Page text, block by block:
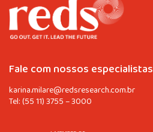
Fale com nossos especialistas
karina.milare@redsresearch.com.br
Tel:(55 11) 3755 – 3000